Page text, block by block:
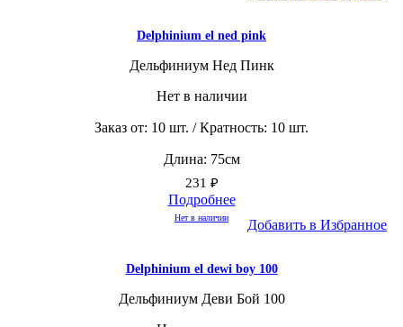
Delphinium el ned pink
Дельфиниум Нед Пинк
Нет в наличии
Заказ от: 10 шт. / Кратность: 10 шт.
Длина: 75см
231 ₽
Подробнее
Нет в наличии Добавить в Избранное
Delphinium el dewi boy 100
Дельфиниум Деви Бой 100